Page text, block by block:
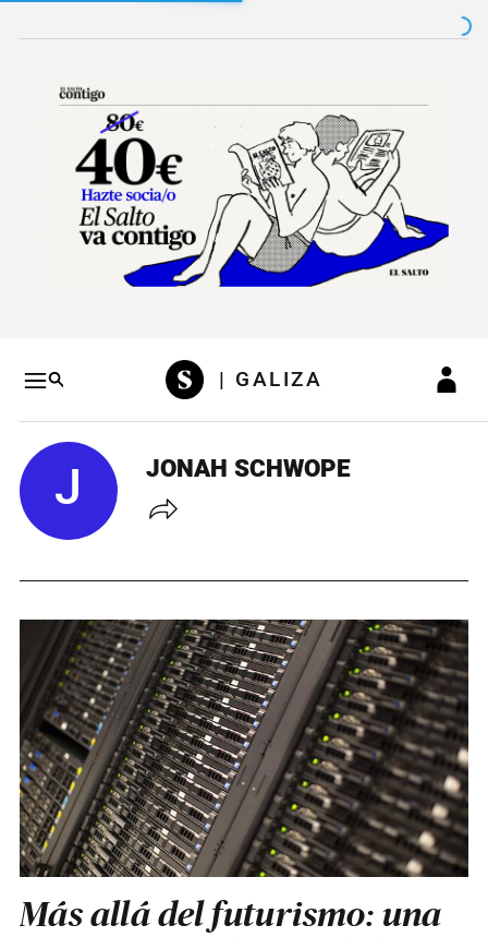
Salto a navegación
| GALIZA
J JONAH SCHWOPE
Más allá del futurismo: una